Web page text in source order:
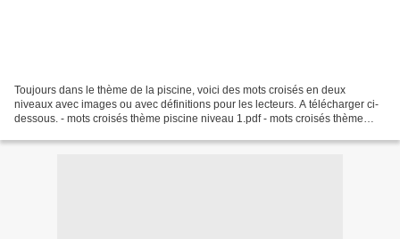
Toujours dans le thème de la piscine, voici des mots croisés en deux
niveaux avec images ou avec définitions pour les lecteurs. A télécharger ci-
dessous. - mots croisés thème piscine niveau 1.pdf - mots croisés thème